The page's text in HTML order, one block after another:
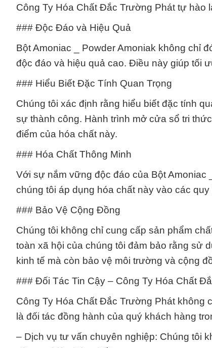
Công Ty Hóa Chất Đắc Trường Phát tự hào
### Độc Đáo và Hiệu Quả
Bột Amoniac _ Powder Amoniak không chỉ
độc đáo và hiệu quả cao. Điều này giúp tối
### Hiểu Biết Đặc Tính Quan Trọng
Chúng tôi xác định rằng hiểu biết đặc tính
sự thành công. Hành trình mở cửa sổ tri
điểm của hóa chất này.
### Hóa Chất Thông Minh
Với sự nắm vững độc đáo của Bột Amoniac
chúng tôi áp dụng hóa chất này vào các quy
### Bảo Vệ Cộng Đồng
Chúng tôi không chỉ cung cấp sản phẩm
toàn xã hội của chúng tôi đảm bảo rằng sử
kinh tế mà còn bảo vệ môi trường và cộng
### Đối Tác Tin Cậy – Công Ty Hóa Chất
Công Ty Hóa Chất Đắc Trường Phát không
là đối tác đồng hành của quý khách hàng
– Dịch vụ tư vấn chuyên nghiệp: Chúng tôi